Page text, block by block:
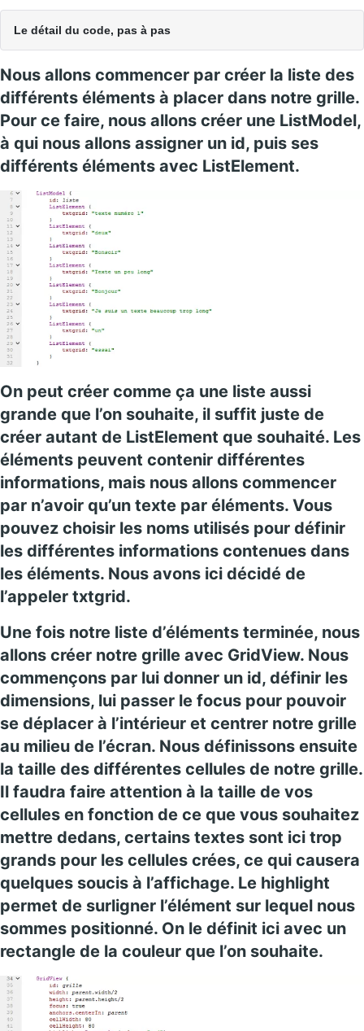
Le détail du code, pas à pas
Nous allons commencer par créer la liste des
différents éléments à placer dans notre grille.
Pour ce faire, nous allons créer une ListModel,
à qui nous allons assigner un id, puis ses
différents éléments avec ListElement.
On peut créer comme ça une liste aussi
grande que l’on souhaite, il suffit juste de
créer autant de ListElement que souhaité. Les
éléments peuvent contenir différentes
informations, mais nous allons commencer
par n’avoir qu’un texte par éléments. Vous
pouvez choisir les noms utilisés pour définir
les différentes informations contenues dans
les éléments. Nous avons ici décidé de
l’appeler txtgrid.
Une fois notre liste d’éléments terminée, nous
allons créer notre grille avec GridView. Nous
commençons par lui donner un id, définir les
dimensions, lui passer le focus pour pouvoir
se déplacer à l’intérieur et centrer notre grille
au milieu de l’écran. Nous définissons ensuite
la taille des différentes cellules de notre grille.
Il faudra faire attention à la taille de vos
cellules en fonction de ce que vous souhaitez
mettre dedans, certains textes sont ici trop
grands pour les cellules crées, ce qui causera
quelques soucis à l’affichage. Le highlight
permet de surligner l’élément sur lequel nous
sommes positionné. On le définit ici avec un
rectangle de la couleur que l’on souhaite.